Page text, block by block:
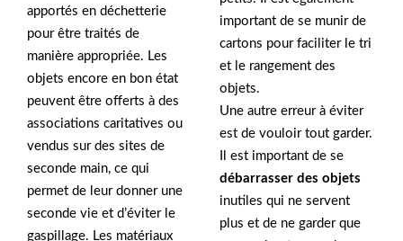
apportés en déchetterie
pour être traités de
manière appropriée. Les
objets encore en bon état
peuvent être offerts à des
associations caritatives ou
vendus sur des sites de
seconde main, ce qui
permet de leur donner une
seconde vie et d’éviter le
gaspillage. Les matériaux
important de se munir de
cartons pour faciliter le tri
et le rangement des
objets.
Une autre erreur à éviter
est de vouloir tout garder.
Il est important de se
débarrasser des objets
inutiles qui ne servent
plus et de ne garder que